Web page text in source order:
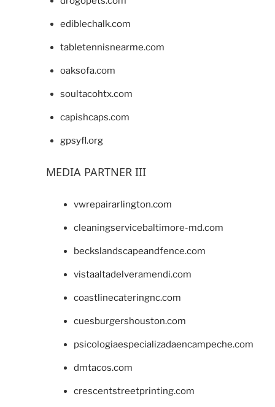
ediblechalk.com
tabletennisnearme.com
oaksofa.com
soultacohtx.com
capishcaps.com
gpsyfl.org
MEDIA PARTNER III
vwrepairarlington.com
cleaningservicebaltimore-md.com
beckslandscapeandfence.com
vistaaltadelveramendi.com
coastlinecateringnc.com
cuesburgershouston.com
psicologiaespecializadaencampeche.com
dmtacos.com
crescentstreetprinting.com